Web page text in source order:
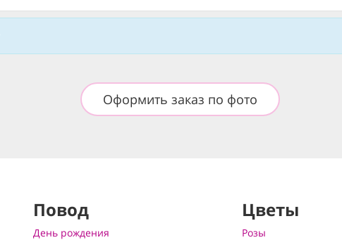
Оформить заказ по фото
Повод
День рождения
Цветы
Розы